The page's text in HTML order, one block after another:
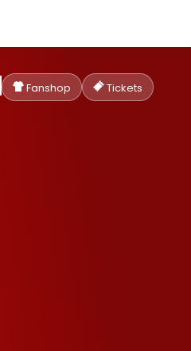
Fanshop Tickets